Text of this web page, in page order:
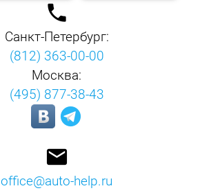
local_phone
Санкт-Петербург:
(812) 363-00-00
Москва:
(495) 877-38-43
email
office@auto-help.ru